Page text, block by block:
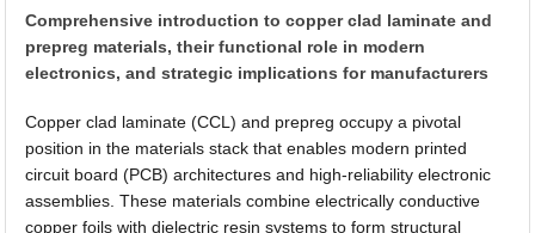
Comprehensive introduction to copper clad laminate and
prepreg materials, their functional role in modern
electronics, and strategic implications for manufacturers
Copper clad laminate (CCL) and prepreg occupy a pivotal
position in the materials stack that enables modern printed
circuit board (PCB) architectures and high-reliability electronic
assemblies. These materials combine electrically conductive
copper foils with dielectric resin systems to form structural